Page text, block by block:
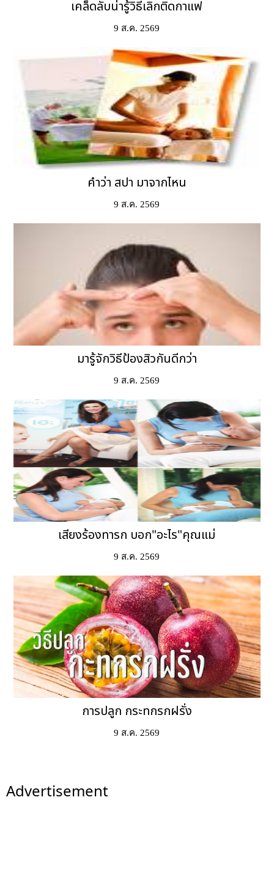
เคล็ดลับน่ารู้วิธีเลิกติดกาแฟ
9 ส.ค. 2569
คำว่า สปา มาจากไหน
9 ส.ค. 2569
มารู้จักวิธีป้องสิวกันดีกว่า
9 ส.ค. 2569
เสียงร้องทารก บอก"อะไร"คุณแม่
9 ส.ค. 2569
การปลูก กระทกรกฝรั่ง
9 ส.ค. 2569
Advertisement